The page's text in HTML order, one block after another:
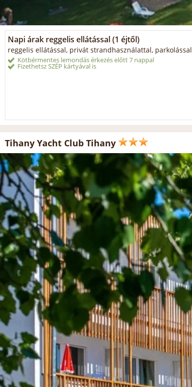
Napi árak reggelis ellátással (1 éjtől)
reggelis ellátással, privát strandhasználattal, parkolással
Kötbérmentes lemondás érkezés előtt 7 nappal
Fizethetsz SZÉP kártyával is
Tihany Yacht Club Tihany